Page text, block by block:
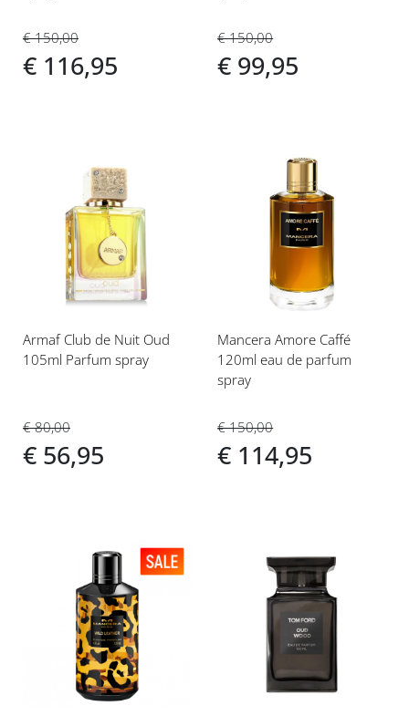
€ 150,00
€ 116,95
€ 150,00
€ 99,95
aan
verlanglijst
Armaf Club de Nuit Oud
105ml Parfum spray
€ 80,00
€ 56,95
Voeg
verlanglijst
Mancera Amore Caffé
120ml eau de parfum
spray
€ 150,00
€ 114,95
Voeg
verlanglijst
verlanglijst